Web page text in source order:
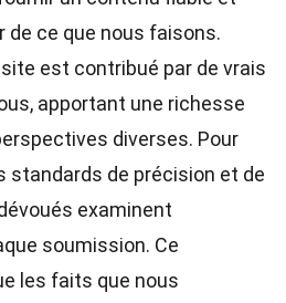
ce que nous faisons.
est contribué par de vrais
apportant une richesse
diverses. Pour
standards de précision et de
examinent
soumission. Ce
les faits que nous